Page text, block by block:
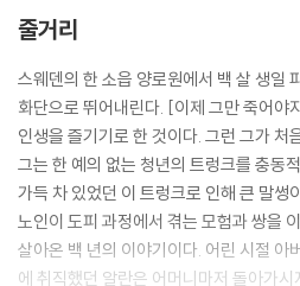
「우리 사이에 네 것 내 것이 어디 있소?」
히 반씩 나눌 거요. 하지만 만일 이 속에
다면, 그건 내가 챙기겠소.」
알란은 트렁크 뚜껑을 들어 올렸다.
「세상에나!」 알란이 외쳤다.
「세상에나!」 율리우스도 입을 딱 벌렸다
「트루먼 대통령이 당신 이름의 정확한 철
보실래요?」 알란이 베리크비스트에게 말
줄거리
스웨덴의 한 소읍 양로원에서 백 살 생일
화단으로 뛰어내린다. [이제 그만 죽어야
인생을 즐기기로 한 것이다. 그런 그가 처
그는 한 예의 없는 청년의 트렁크를 충동
가득 차 있었던 이 트렁크로 인해 큰 말썽
노인이 도피 과정에서 겪는 모험과 쌍을
살아온 백 년의 이야기이다. 어린 시절 아
에 취직했던 알란은 어머니마저 돌아가